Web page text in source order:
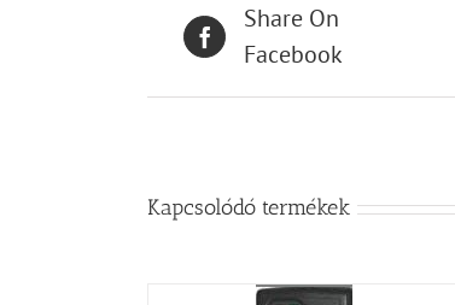
Share On
Facebook
Kapcsolódó termékek